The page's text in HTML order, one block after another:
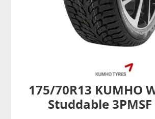
175/70R13 KUMHO
Studdable 3PMSF